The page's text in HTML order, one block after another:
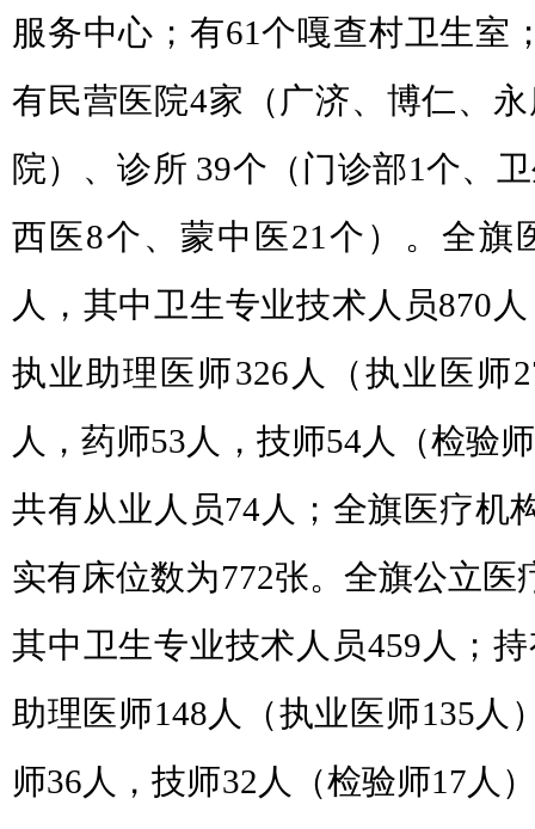
服务中心；有61个嘎查村卫生室
有民营医院4家（广济、博仁、
院）、诊所 39个（门诊部1个、
西医8个、蒙中医21个）。全旗
人，其中卫生专业技术人员870
执业助理医师326人（执业医师
人，药师53人，技师54人（检验
共有从业人员74人；全旗医疗机
实有床位数为772张。全旗公立医
其中卫生专业技术人员459人；
助理医师148人（执业医师135人
师36人，技师32人（检验师17人